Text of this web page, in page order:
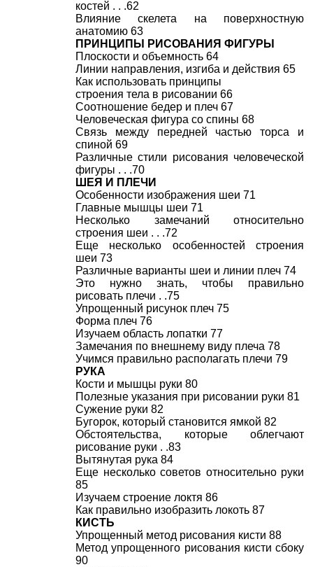
костей . . .62
Влияние скелета на поверхностную
анатомию 63
ПРИНЦИПЫ РИСОВАНИЯ ФИГУРЫ
Плоскости и объемность 64
Линии направления, изгиба и действия 65
Как использовать принципы
строения тела в рисовании 66
Соотношение бедер и плеч 67
Человеческая фигура со спины 68
Связь между передней частью торса и
спиной 69
Различные стили рисования человеческой
фигуры . . .70
ШЕЯ И ПЛЕЧИ
Особенности изображения шеи 71
Главные мышцы шеи 71
Несколько замечаний относительно
строения шеи . . .72
Еще несколько особенностей строения
шеи 73
Различные варианты шеи и линии плеч 74
Это нужно знать, чтобы правильно
рисовать плечи . .75
Упрощенный рисунок плеч 75
Форма плеч 76
Изучаем область лопатки 77
Замечания по внешнему виду плеча 78
Учимся правильно располагать плечи 79
РУКА
Кости и мышцы руки 80
Полезные указания при рисовании руки 81
Сужение руки 82
Бугорок, который становится ямкой 82
Обстоятельства, которые облегчают
рисование руки . .83
Вытянутая рука 84
Еще несколько советов относительно руки
85
Изучаем строение локтя 86
Как правильно изобразить локоть 87
КИСТЬ
Упрощенный метод рисования кисти 88
Метод упрощенного рисования кисти сбоку
90